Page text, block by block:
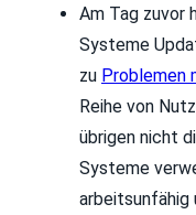
Am Tag zuvor
Systeme
zu Problemen
Reihe von
übrigen nicht
Systeme